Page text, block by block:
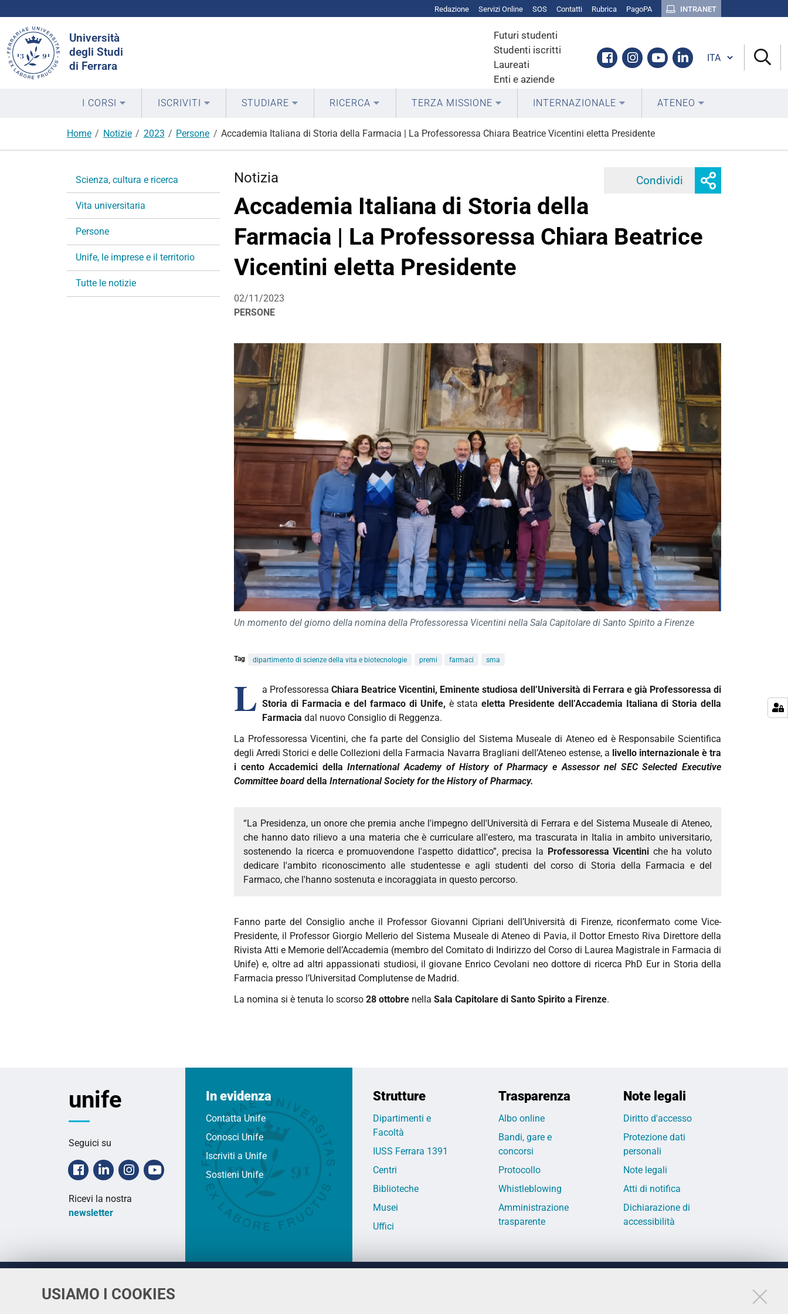
USIAMO I COOKIES
Redazione Servizi Online SOS Contatti Rubrica PagoPA INTRANET
Università
degli Studi
di Ferrara
Futuri studenti
Studenti iscritti
Laureati
Enti e aziende
Facebook
Instagram
YoutubeLinkedin
nel
sito
Cambia lingua
I CORSI ISCRIVITI STUDIARE RICERCA TERZA MISSIONE INTERNAZIONALE ATENEO
Home Notizie 2023 Persone Accademia Italiana di Storia della Farmacia | La Professoressa Chiara Beatrice Vicentini eletta Presidente
Condividi Facebook
Notizia
Accademia Italiana di Storia della
Farmacia | La Professoressa Chiara Beatrice
Vicentini eletta Presidente
02/11/2023
PERSONE
Un momento del giorno della nomina della Professoressa Vicentini nella Sala Capitolare di Santo Spirito a Firenze
Tag dipartimento di scienze della vita e biotecnologie premi farmaci sma
L a Professoressa Chiara Beatrice Vicentini, Eminente studiosa dell’Università di Ferrara e già Professoressa di
Storia di Farmacia e del farmaco di Unife, è stataeletta Presidente dell’Accademia Italiana di Storia della
Farmacia dal nuovo Consiglio di Reggenza.
La Professoressa Vicentini, che fa parte del Consiglio del Sistema Museale di Ateneo ed è Responsabile Scientifica
degli Arredi Storici e delle Collezioni della Farmacia Navarra Bragliani dell’Ateneo estense, a livello internazionale è tra
i centoAccademici dellaInternational Academy of History of Pharmacy e Assessor nel SECSelected Executive
Committee board della International Society for the History of Pharmacy.
“La Presidenza, un onore che premia anche l'impegno dell'Università di Ferrara e del Sistema Museale di Ateneo,
che hanno dato rilievo a una materia che è curriculare all'estero, ma trascurata in Italia in ambito universitario,
sostenendo la ricerca e promuovendone l'aspetto didattico”, precisa la Professoressa Vicentini che ha voluto
dedicare l'ambito riconoscimento alle studentesse e agli studenti del corso di Storia della Farmacia e del
Farmaco, che l'hanno sostenuta e incoraggiata in questo percorso.
Fanno parte del Consiglio anche il Professor Giovanni Cipriani dell’Università di Firenze, riconfermato come Vice-
Presidente, il Professor Giorgio Mellerio del Sistema Museale di Ateneo di Pavia, il Dottor Ernesto Riva Direttore della
Rivista Atti e Memorie dell’Accademia (membro del Comitato di Indirizzo del Corso di Laurea Magistrale in Farmacia di
Unife) e, oltre ad altri appassionati studiosi, il giovane Enrico Cevolani neo dottore di ricerca PhD Eur in Storia della
Farmacia presso l’Universitad Complutense de Madrid.
La nomina si è tenuta lo scorso 28 ottobre nella Sala Capitolare di Santo Spirito a Firenze.
i
a
i
n
Scienza, cultura e ricerca
Vita universitaria
Persone
Unife, le imprese e il territorio
Tutte le notizie
unife
Seguici su
Facebook
LinkedinInstagramYoutube
Ricevi la nostra
newsletter
In evidenza
Contatta Unife
Conosci Unife
Iscriviti a Unife
Sostieni Unife
Strutture
Dipartimenti e
Facoltà
IUSS Ferrara 1391
Centri
Biblioteche
Musei
Uffici
Trasparenza
Albo online
Bandi, gare e
concorsi
Protocollo
Whistleblowing
Amministrazione
trasparente
Note legali
Diritto d'accesso
Protezione dati
personali
Note legali
Atti di notifica
Dichiarazione di
accessibilità
Università